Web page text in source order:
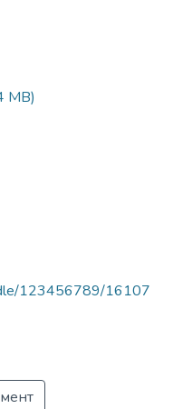
MB)
123456789/16107